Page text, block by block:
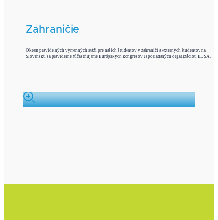
Zahraničie
Okrem pravidelných výmenných stáží pre našich študentov v zahraničí a externých študentov na
Slovensku sa pravidelne zúčastňujeme Európskych kongresov usporiadaných organizáciou EDSA.